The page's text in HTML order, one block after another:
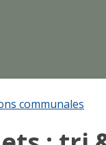
communales